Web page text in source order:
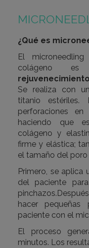
¿Qué es
El
colágeno
Se realiza con
titanio estériles.
perforaciones
haciendo que
colágeno y
firme y elástica;
el tamaño del poro
Primero, se aplica
del paciente
hacer
paciente con el
El proceso
minutos. Los